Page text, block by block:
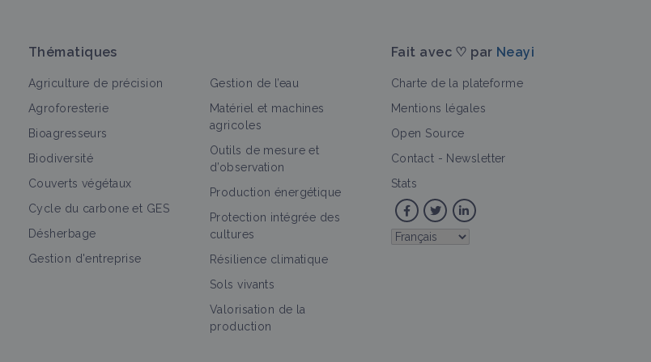
Personne Structure >
Formation MSV M Bouché 03/2016 - Partie
1 Historique des vers de terre
Vidéo
2 Etude qualitative des vers de terre
Thématiques
Agriculture de précision
Agroforesterie
Bioagresseurs
Biodiversité
Couverts végétaux
Cycle du carbone et GES
Désherbage
Gestion d'entreprise
Gestion de l’eau
Matériel et machines
agricoles
Outils de mesure et
d’observation
Production énergétique
Protection intégrée des
cultures
Résilience climatique
Sols vivants
Valorisation de la
production
Fait avec ♡ par Neayi
Charte de la plateforme
Mentions légales
Open Source
Contact - Newsletter
Stats